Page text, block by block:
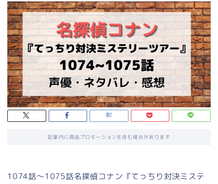
記事内に商品プロモーションを含む場合があります
1074話～1075話名探偵コナン『てっちり対決ミステ